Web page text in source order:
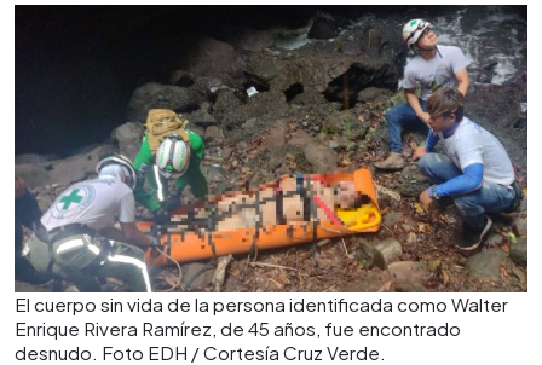
El cuerpo sin vida de la persona identificada como Walter
Enrique Rivera Ramírez, de 45 años, fue encontrado
desnudo. Foto EDH / Cortesía Cruz Verde.